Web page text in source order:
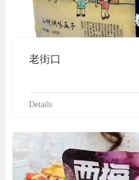
老街口
Details